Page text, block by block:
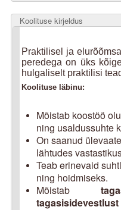
Koolituse kirjeldus
Praktilisel ja
peredega on üks
hulgaliselt praktilisi
Koolituse läbinu:
Mõistab koostöö
ning usaldussuhte
On saanud
lähtudes
Teab erinevaid
ning hoidmiseks.
Mõistab